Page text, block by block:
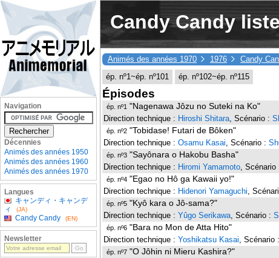
Candy Candy
Animés des années 1970 1976 Candy
ép. nº1~ép. nº101
ép. nº102~ép. nº115
Épisodes
ép. nº1 "Nagenawa Jôzu no Suteki na Ko"
Direction technique : Hiroshi Shitara, Scénario :
ép. nº2 "Tobidase! Futari de Bôken"
Direction technique : Osamu Kasai , Scénario :
ép. nº3 "Sayônara o Hakobu Basha"
Direction technique : Hiromi Yamamoto, Scénario
ép. nº4 "Egao no Hô ga Kawaii yo!"
Direction technique : Hidenori Yamaguchi ,
ép. nº5 "Kyô kara o Jô-sama?"
Direction technique : Yûgo Serikawa, Scénario :
ép. nº6 "Bara no Mon de Atta Hito"
Direction technique : Yoshikatsu Kasai , Scénario :
ép. nº7 "O Jôhin ni Mieru Kashira?"
Navigation
Décennies
Animés des années 1950
Animés des années 1960
Animés des années 1970
Langues
キャンディ・キャンデ
ィ
(JA)
Candy Candy (EN)
Newsletter